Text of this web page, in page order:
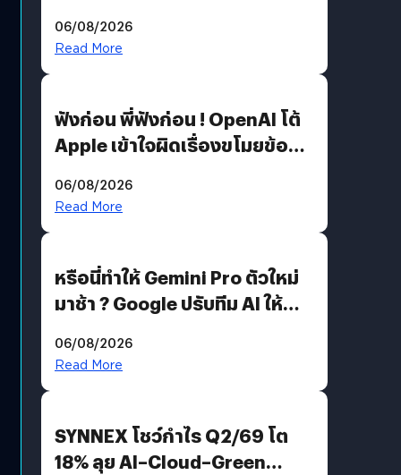
รหัสผ่านหลุด ไม่ใช่แฮกเกอร์
06/08/2026
Read More
ฟังก่อน พี่ฟังก่อน ! OpenAI โต้
Apple เข้าใจผิดเรื่องขโมยข้อมูล
06/08/2026
Read More
หรือนี่ทำให้ Gemini Pro ตัวใหม่
มาช้า ? Google ปรับทีม AI ให้
AGI
06/08/2026
Read More
SYNNEX โชว์กำไร Q2/69 โต
18% ลุย AI–Cloud–Green